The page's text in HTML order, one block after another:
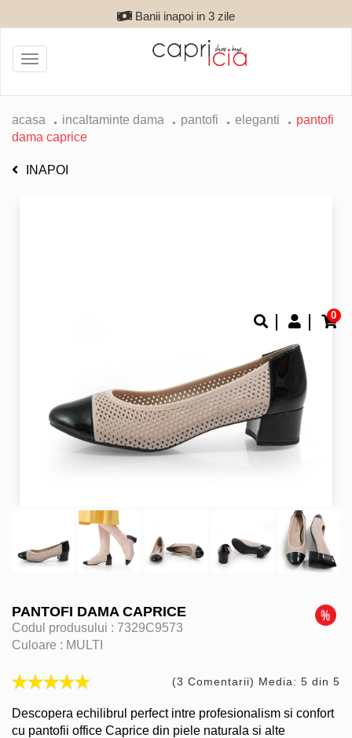
Banii inapoi in 3 zile
0
Toggle
navigation
acasa incaltaminte dama pantofi eleganti
pantofi
dama caprice
INAPOI
PANTOFI DAMA CAPRICE
Codul produsului : 7329C9573
Culoare : MULTI
(3 Comentarii) Media: 5 din 5
Descopera echilibrul perfect intre profesionalism si confort
cu pantofii office Caprice din piele naturala si alte